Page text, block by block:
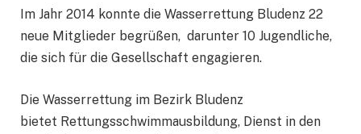
Im Jahr 2014 konnte die Wasserrettung Bludenz 22
neue Mitglieder begrüßen, darunter 10 Jugendliche,
die sich für die Gesellschaft engagieren.
Die Wasserrettung im Bezirk Bludenz
bietet Rettungsschwimmausbildung, Dienst in den